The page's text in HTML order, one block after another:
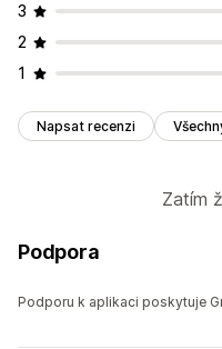
3
2
1
Napsat recenzi
Zatím
Podpora
Podporu k aplikaci poskytuje